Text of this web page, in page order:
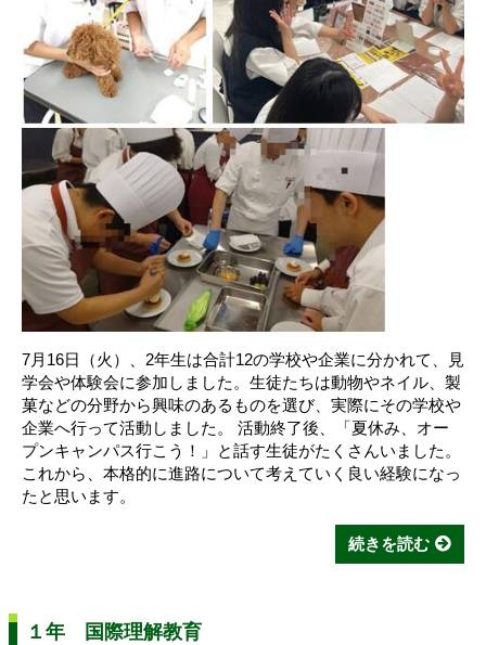
7月16日（火）、2年生は合計12の学校や企業に分かれて、見
学会や体験会に参加しました。生徒たちは動物やネイル、製
菓などの分野から興味のあるものを選び、実際にその学校や
企業へ行って活動しました。 活動終了後、「夏休み、オー
プンキャンパス行こう！」と話す生徒がたくさんいました。
これから、本格的に進路について考えていく良い経験になっ
たと思います。
続きを読む
１年 国際理解教育